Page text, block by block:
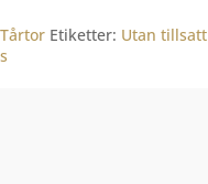
Tårtor Etiketter: Utan tillsatt